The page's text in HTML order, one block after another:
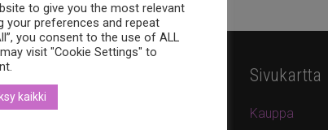
Tuotteet
Sivukartta
Kauppa
to give you the most relevant
your preferences and repeat
you consent to the use of ALL
visit "Cookie Settings" to
kaikki